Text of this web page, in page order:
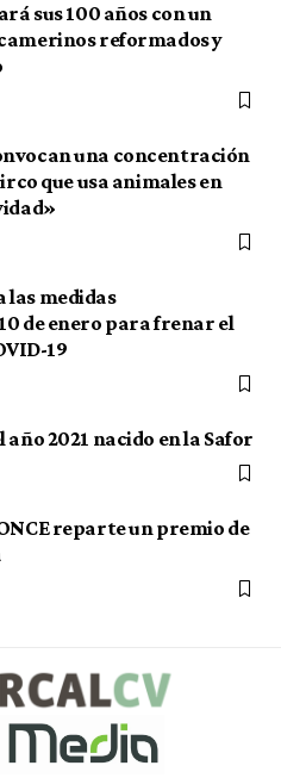
sus 100 años con un
reformados y
una concentración
que usa animales en
medidas
de enero para frenar el
19
año 2021 nacido en la Safor
reparte un premio de